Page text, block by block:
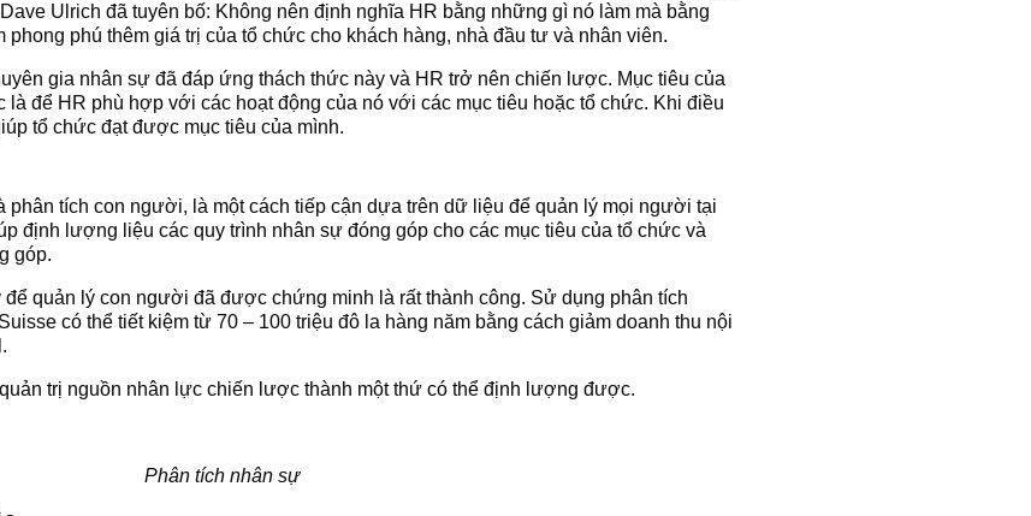
Ulrich đã tuyên bố: Không nên định nghĩa HR bằng những gì nó làm mà bằng
phú thêm giá trị của tổ chức cho khách hàng, nhà đầu tư và nhân viên.
gia nhân sự đã đáp ứng thách thức này và HR trở nên chiến lược. Mục tiêu của
để HR phù hợp với các hoạt động của nó với các mục tiêu hoặc tổ chức. Khi điều
tổ chức đạt được mục tiêu của mình.
phân tích con người, là một cách tiếp cận dựa trên dữ liệu để quản lý mọi người tại
định lượng liệu các quy trình nhân sự đóng góp cho các mục tiêu của tổ chức và
góp.
quản lý con người đã được chứng minh là rất thành công. Sử dụng phân tích
có thể tiết kiệm từ 70 – 100 triệu đô la hàng năm bằng cách giảm doanh thu nội
trị nguồn nhân lực chiến lược thành một thứ có thể định lượng được.
Phân tích nhân sự